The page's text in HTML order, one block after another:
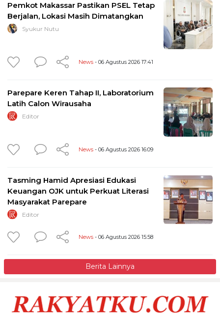
Pemkot Makassar Pastikan PSEL Tetap
Berjalan, Lokasi Masih Dimatangkan
Syukur Nutu
News - 06 Agustus 2026 17:41
Parepare Keren Tahap II, Laboratorium
Latih Calon Wirausaha
Editor
News - 06 Agustus 2026 16:09
Tasming Hamid Apresiasi Edukasi
Keuangan OJK untuk Perkuat Literasi
Masyarakat Parepare
Editor
News - 06 Agustus 2026 15:58
Berita Lainnya